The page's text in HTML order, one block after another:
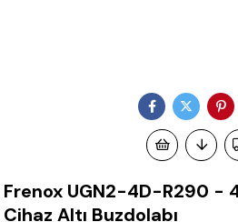
Frenox UGN2-4D-R290 -
Cihaz Altı Buzdolabı